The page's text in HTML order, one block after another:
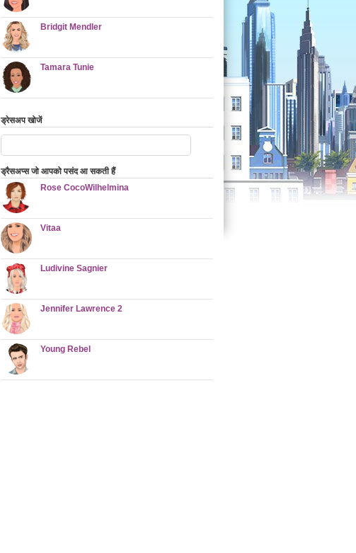
Bridgit Mendler
Tamara Tunie
ड्रेसअप खोजें
ड्रैसअप्स जो आपको पसंद आ सकती हैं
Rose CocoWilhelmina
Vitaa
Ludivine Sagnier
Jennifer Lawrence 2
Young Rebel